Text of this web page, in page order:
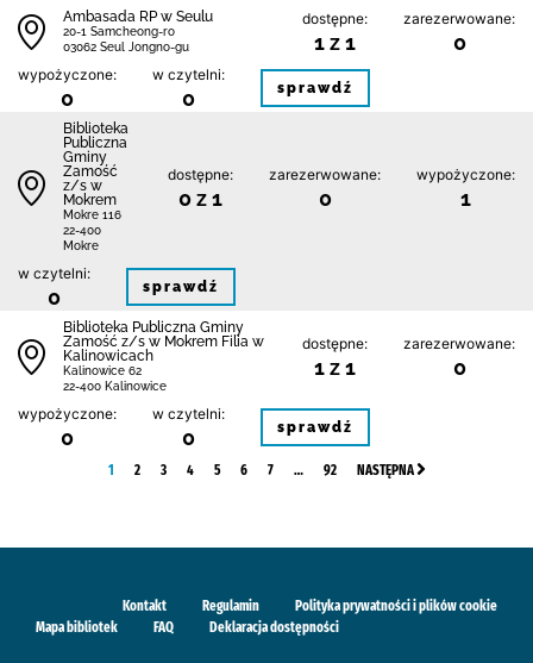
Ambasada RP w Seulu
20-1 Samcheong-ro
03062 Seul Jongno-gu
dostępne:
1 z 1
zarezerwowane:
0
wypożyczone:
0
w czytelni:
0 sprawdź
Biblio­teka
Publiczna
Gminy
Zamość
z/s w
Mokrem
Mokre 116
22-400
Mokre
dostępne:
0 z 1
zarezerwowane:
0
wypożyczone:
1
w czytelni:
0 sprawdź
Biblio­teka Publiczna Gminy
Zamość z/s w Mokrem Filia w
Kalinowicach
Kalinowice 62
22-400 Kalinowice
dostępne:
1 z 1
zarezerwowane:
0
wypożyczone:
0
w czytelni:
0 sprawdź
1 2 3 4 5 6 7 … 92 NASTĘPNA
Kontakt Regulamin
Polityka prywatności i plików cookie
Mapa bibliotek
FAQ Deklaracja dostępności